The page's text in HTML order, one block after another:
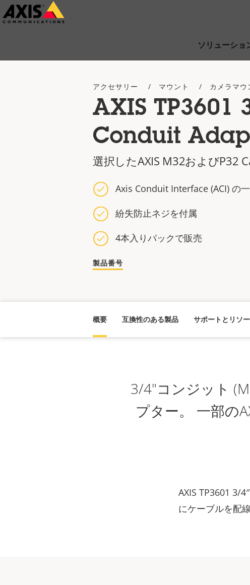
メ
イ
ソリューショ
アクセサリー マウント カメラマウ
AXIS TP3601
Conduit
選択したAXIS M32およびP32
Axis Conduit Interface (ACI) の
紛失防止ネジを付属
4本入りパックで販売
製品番号
概要 互換性のある製品 サポートとリソ
3/4"コンジット
プター。 一部の
AXIS TP3601 3/
にケーブルを配